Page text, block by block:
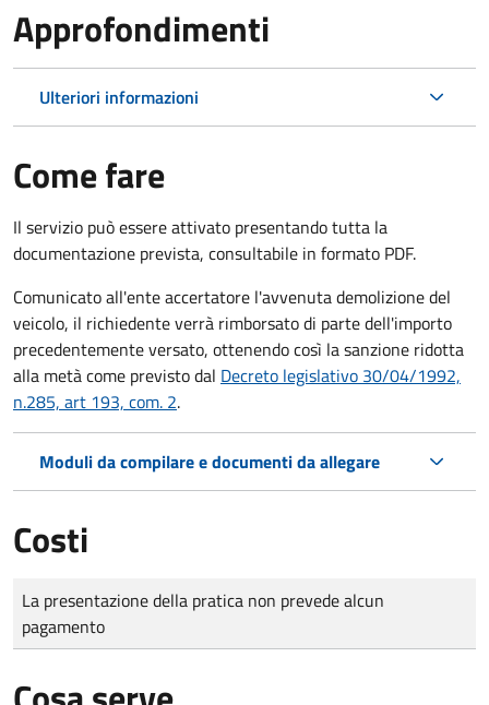
Approfondimenti
Ulteriori informazioni
Come fare
Il servizio può essere attivato presentando tutta la
documentazione prevista, consultabile in formato PDF.
Comunicato all'ente accertatore l'avvenuta demolizione del
veicolo, il richiedente verrà rimborsato di parte dell'importo
precedentemente versato, ottenendo così la sanzione ridotta
alla metà come previsto dal Decreto legislativo 30/04/1992,
n.285, art 193, com. 2.
Moduli da compilare e documenti da allegare
Costi
Tipo di pagamento
Importo
La presentazione della pratica non prevede alcun
pagamento